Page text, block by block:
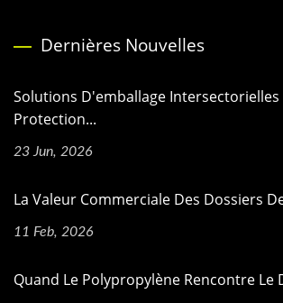
Dernières Nouvelles
Solutions D'emballage Intersectorielles
Protection...
23 Jun, 2026
La Valeur Commerciale Des Dossiers
11 Feb, 2026
Quand Le Polypropylène Rencontre Le